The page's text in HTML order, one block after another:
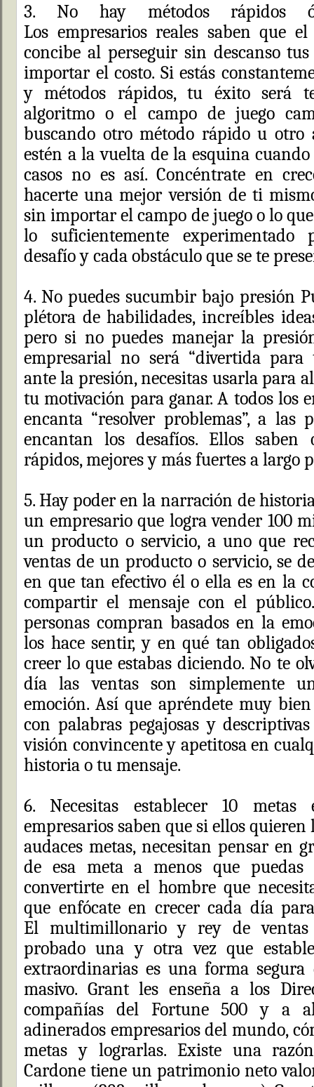
3. No hay métodos rápidos
Los empresarios reales saben que
concibe al perseguir sin descanso
importar el costo. Si estás
y métodos rápidos, tu éxito será
algoritmo o el campo de juego
buscando otro método rápido u otro
estén a la vuelta de la esquina
casos no es así. Concéntrate en
hacerte una mejor versión de ti
sin importar el campo de juego o lo
lo suficientemente experimentado
desafío y cada obstáculo que se te
4. No puedes sucumbir bajo presión
plétora de habilidades, increíbles
pero si no puedes manejar la
empresarial no será “divertida para
ante la presión, necesitas usarla para
tu motivación para ganar. A todos los
encanta “resolver problemas”, a las
encantan los desafíos. Ellos
rápidos, mejores y más fuertes a largo
5. Hay poder en la narración de
un empresario que logra vender 100
un producto o servicio, a uno que
ventas de un producto o servicio, se
en que tan efectivo él o ella es en la
compartir el mensaje con el
personas compran basados en la
los hace sentir, y en qué tan
creer lo que estabas diciendo. No te
día las ventas son simplemente
emoción. Así que apréndete muy
con palabras pegajosas y
visión convincente y apetitosa en
historia o tu mensaje.
6. Necesitas establecer 10 metas
empresarios saben que si ellos quieren
audaces metas, necesitan pensar en
de esa meta a menos que puedas
convertirte en el hombre que
que enfócate en crecer cada día
El multimillonario y rey de ventas
probado una y otra vez que
extraordinarias es una forma
masivo. Grant les enseña a los
compañías del Fortune 500 y a
adinerados empresarios del mundo,
metas y lograrlas. Existe una
Cardone tiene un patrimonio neto